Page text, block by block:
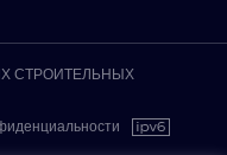
СТРОИТЕЛЬНЫХ